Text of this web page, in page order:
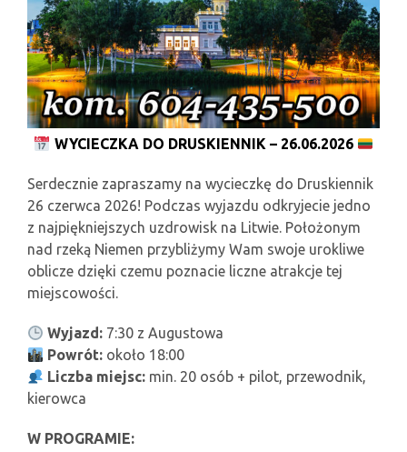
WYCIECZKA DO DRUSKIENNIK – 26.06.2026
Serdecznie zapraszamy na wycieczkę do Druskiennik
26 czerwca 2026! Podczas wyjazdu odkryjecie jedno
z najpiękniejszych uzdrowisk na Litwie. Położonym
nad rzeką Niemen przybliżymy Wam swoje urokliwe
oblicze dzięki czemu poznacie liczne atrakcje tej
miejscowości.
Wyjazd: 7:30 z Augustowa
Powrót: około 18:00
Liczba miejsc: min. 20 osób + pilot, przewodnik,
kierowca
W PROGRAMIE: